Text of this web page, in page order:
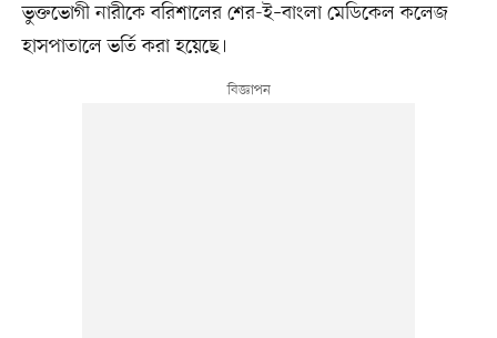
ভুক্তভোগী নারীকে বরিশালের শের-ই–বাংলা মেডিকেল কলেজ
হাসপাতালে ভর্তি করা হয়েছে।